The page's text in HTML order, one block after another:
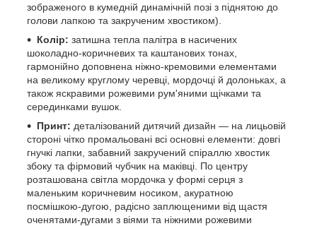
зображеного в кумедній динамічній позі з піднятою до
голови лапкою та закрученим хвостиком).
Колір: затишна тепла палітра в насичених
шоколадно-коричневих та каштанових тонах,
гармонійно доповнена ніжно-кремовими елементами
на великому круглому черевці, мордочці й долоньках, а
також яскравими рожевими рум'яними щічками та
серединками вушок.
Принт: деталізований дитячий дизайн — на лицьовій
стороні чітко промальовані всі основні елементи: довгі
гнучкі лапки, забавний закручений спіраллю хвостик
збоку та фірмовий чубчик на маківці. По центру
розташована світла мордочка у формі серця з
маленьким коричневим носиком, акуратною
посмішкою-дугою, радісно заплющеними від щастя
оченятами-дугами з віями та ніжними рожевими